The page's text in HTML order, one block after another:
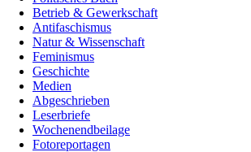
Betrieb & Gewerkschaft
Antifaschismus
Natur & Wissenschaft
Feminismus
Geschichte
Medien
Abgeschrieben
Leserbriefe
Wochenendbeilage
Fotoreportagen